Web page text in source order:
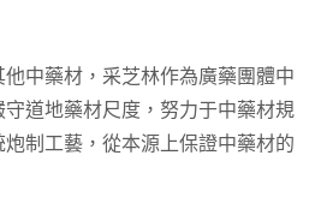
中藥材，采芝林作為廣藥團體中
道地藥材尺度，努力于中藥材規
制工藝，從本源上保證中藥材的